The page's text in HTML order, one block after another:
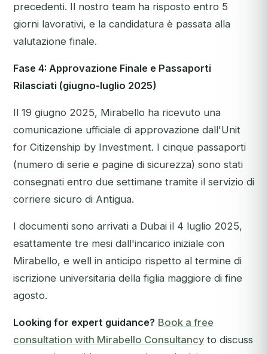
precedenti. Il nostro team ha risposto entro 5
giorni lavorativi, e la candidatura è passata alla
valutazione finale.
Fase 4: Approvazione Finale e Passaporti
Rilasciati (giugno-luglio 2025)
Il 19 giugno 2025, Mirabello ha ricevuto una
comunicazione ufficiale di approvazione dall'Unit
for Citizenship by Investment. I cinque passaporti
(numero di serie e pagine di sicurezza) sono stati
consegnati entro due settimane tramite il servizio di
corriere sicuro di Antigua.
I documenti sono arrivati a Dubai il 4 luglio 2025,
esattamente tre mesi dall'incarico iniziale con
Mirabello, e well in anticipo rispetto al termine di
iscrizione universitaria della figlia maggiore di fine
agosto.
Looking for expert guidance? Book a free
consultation with Mirabello Consultancy to discuss